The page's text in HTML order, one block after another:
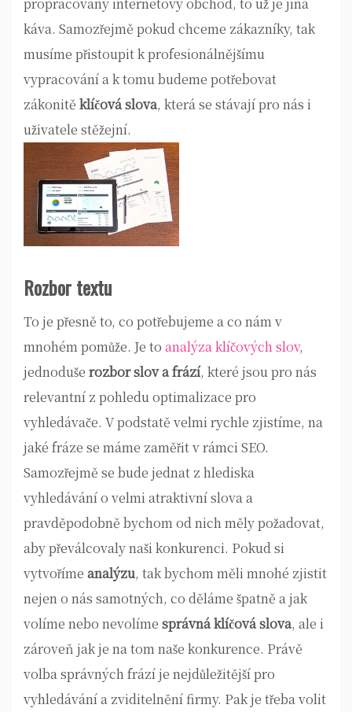
káva. Samozřejmě pokud chceme zákazníky, tak
musíme přistoupit k profesionálnějšímu
vypracování a k tomu budeme potřebovat
zákonitě klíčová slova, která se stávají pro nás i
uživatele stěžejní.
Rozbor textu
To je přesně to, co potřebujeme a co nám v
mnohém pomůže. Je to analýza klíčových slov,
jednoduše rozbor slov a frází, které jsou pro nás
relevantní z pohledu optimalizace pro
vyhledávače. V podstatě velmi rychle zjistíme, na
jaké fráze se máme zaměřit v rámci SEO.
Samozřejmě se bude jednat z hlediska
vyhledávání o velmi atraktivní slova a
pravděpodobně bychom od nich měly požadovat,
aby převálcovaly naši konkurenci. Pokud si
vytvoříme analýzu, tak bychom měli mnohé zjistit
nejen o nás samotných, co děláme špatně a jak
volíme nebo nevolíme správná klíčová slova, ale i
zároveň jak je na tom naše konkurence. Právě
volba správných frází je nejdůležitější pro
vyhledávání a zviditelnění firmy. Pak je třeba volit